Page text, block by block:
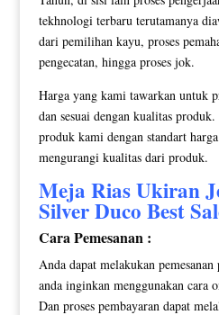
tekhnologi terbaru terutamanya
dari pemilihan kayu, proses
pengecatan, hingga proses jok.
Harga yang kami tawarkan untuk
dan sesuai dengan kualitas
produk kami dengan standart
mengurangi kualitas dari produk.
Meja Rias Ukiran
Silver Duco Best
Cara Pemesanan :
Anda dapat melakukan
anda inginkan menggunakan cara
Dan proses pembayaran dapat